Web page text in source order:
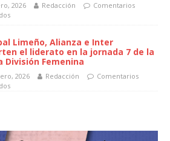
2026 Redacción
Comentarios
Limeño, Alianza e Inter
el liderato en la jornada 7 de la
División Femenina
2026 Redacción
Comentarios